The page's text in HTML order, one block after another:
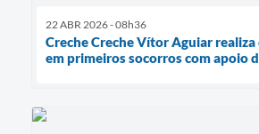
22 ABR 2026 - 08h36
Creche Creche Vítor Aguiar realiza
em primeiros socorros com apoio